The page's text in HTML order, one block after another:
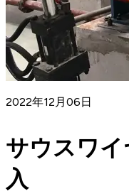
2022年12月06日
サウスワイ
入